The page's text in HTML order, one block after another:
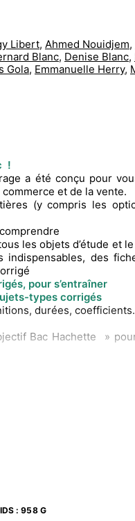
Libert, Ahmed Nouidjem,
Blanc, Denise Blanc,
Gola, Emmanuelle Herry,
!
a été conçu pour
et de la vente.
(y compris les
les objets d’étude et
des
pour s’entraîner
types corrigés
durées,
Bac Hachette »
:958 G